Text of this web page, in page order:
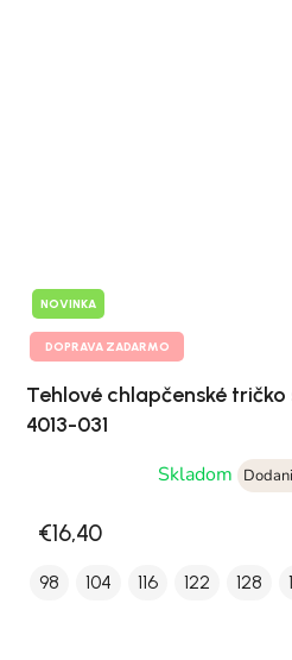
NOVINKA
DOPRAVA ZADARMO
Tehlové chlapčenské
4013-031
Skladom
€16,40
98 104 116 122 128